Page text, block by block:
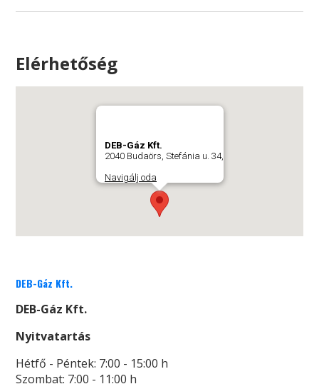
Elérhetőség
DEB-Gáz Kft.
2040 Budaörs, Stefánia u. 34,
Navigálj oda
DEB-Gáz Kft.
DEB-Gáz Kft.
Nyitvatartás
Hétfő - Péntek: 7:00 - 15:00 h
Szombat: 7:00 - 11:00 h